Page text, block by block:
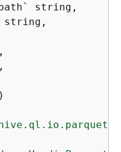
string,